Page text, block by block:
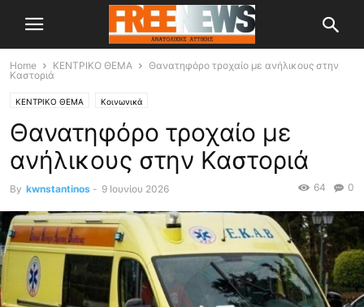
Home ΚΕΝΤΡΙΚΟ ΘΕΜΑ
Θανατηφόρο τροχαίο με ανήλικους στην
Καστοριά
ΚΕΝΤΡΙΚΟ ΘΕΜΑ Κοινωνικά
Θανατηφόρο τροχαίο με
ανήλικους στην Καστοριά
By kwnstantinos - 9 Ιουνίου 2026 0
64